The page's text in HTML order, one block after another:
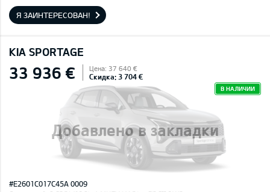
Я ЗАИНТЕРЕСОВАН!
KIA SPORTAGE
Добавлено в закладки
33 936 € Цена: 37 640 €
Скидка: 3 704 €
В НАЛИЧИИ
#E2601C017C45A 0009